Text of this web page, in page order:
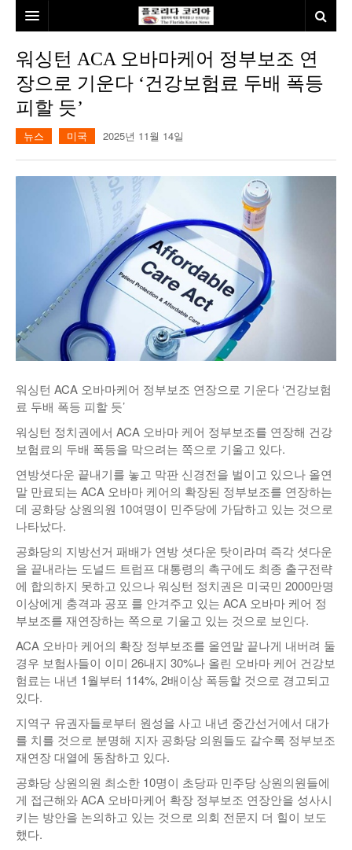
본사소개
뉴스
동포
미국
칼럼
발행인칼럼
김선옥칼럼
김원동칼럼
건강
100인선/독자광장
100인선
독자광장
인근여행지
놀이공원
골프
인터뷰/탐방
워싱턴 ACA 오바마케어 정부보조 연
장으로 기운다 ‘건강보험료 두배 폭등
피할 듯’
뉴스 미국 2025년 11월 14일
워싱턴 ACA 오바마케어 정부보조 연장으로 기운다 ‘건강보험
료 두배 폭등 피할 듯’
워싱턴 정치권에서 ACA 오바마 케어 정부보조를 연장해 건강
보험료의 두배 폭등을 막으려는 쪽으로 기울고 있다.
연방셧다운 끝내기를 놓고 막판 신경전을 벌이고 있으나 올연
말 만료되는 ACA 오바마 케어의 확장된 정부보조를 연장하는
데 공화당 상원의원 10여명이 민주당에 가담하고 있는 것으로
나타났다.
공화당의 지방선거 패배가 연방 셧다운 탓이라며 즉각 셧다운
을 끝내라는 도널드 트럼프 대통령의 촉구에도 최종 출구전략
에 합의하지 못하고 있으나 워싱턴 정치권은 미국민 2000만명
이상에게 충격과 공포 를 안겨주고 있는 ACA 오바마 케어 정
부보조를 재연장하는 쪽으로 기울고 있는 것으로 보인다.
ACA 오바마 케어의 확장 정부보조를 올연말 끝나게 내버려 둘
경우 보험사들이 이미 26내지 30%나 올린 오바마 케어 건강보
험료는 내년 1월부터 114%, 2배이상 폭등할 것으로 경고되고
있다.
지역구 유권자들로부터 원성을 사고 내년 중간선거에서 대가
를 치를 것으로 분명해 지자 공화당 의원들도 갈수록 정부보조
재연장 대열에 동참하고 있다.
공화당 상원의원 최소한 10명이 초당파 민주당 상원의원들에
게 접근해와 ACA 오바마케어 확장 정부보조 연장안을 성사시
키는 방안을 논의하고 있는 것으로 의회 전문지 더 힐이 보도
했다.